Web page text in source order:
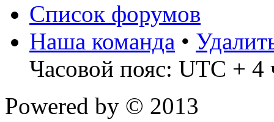
Список форумов
Наша команда •
Часовой пояс: UTC + 4
Powered by © 2013